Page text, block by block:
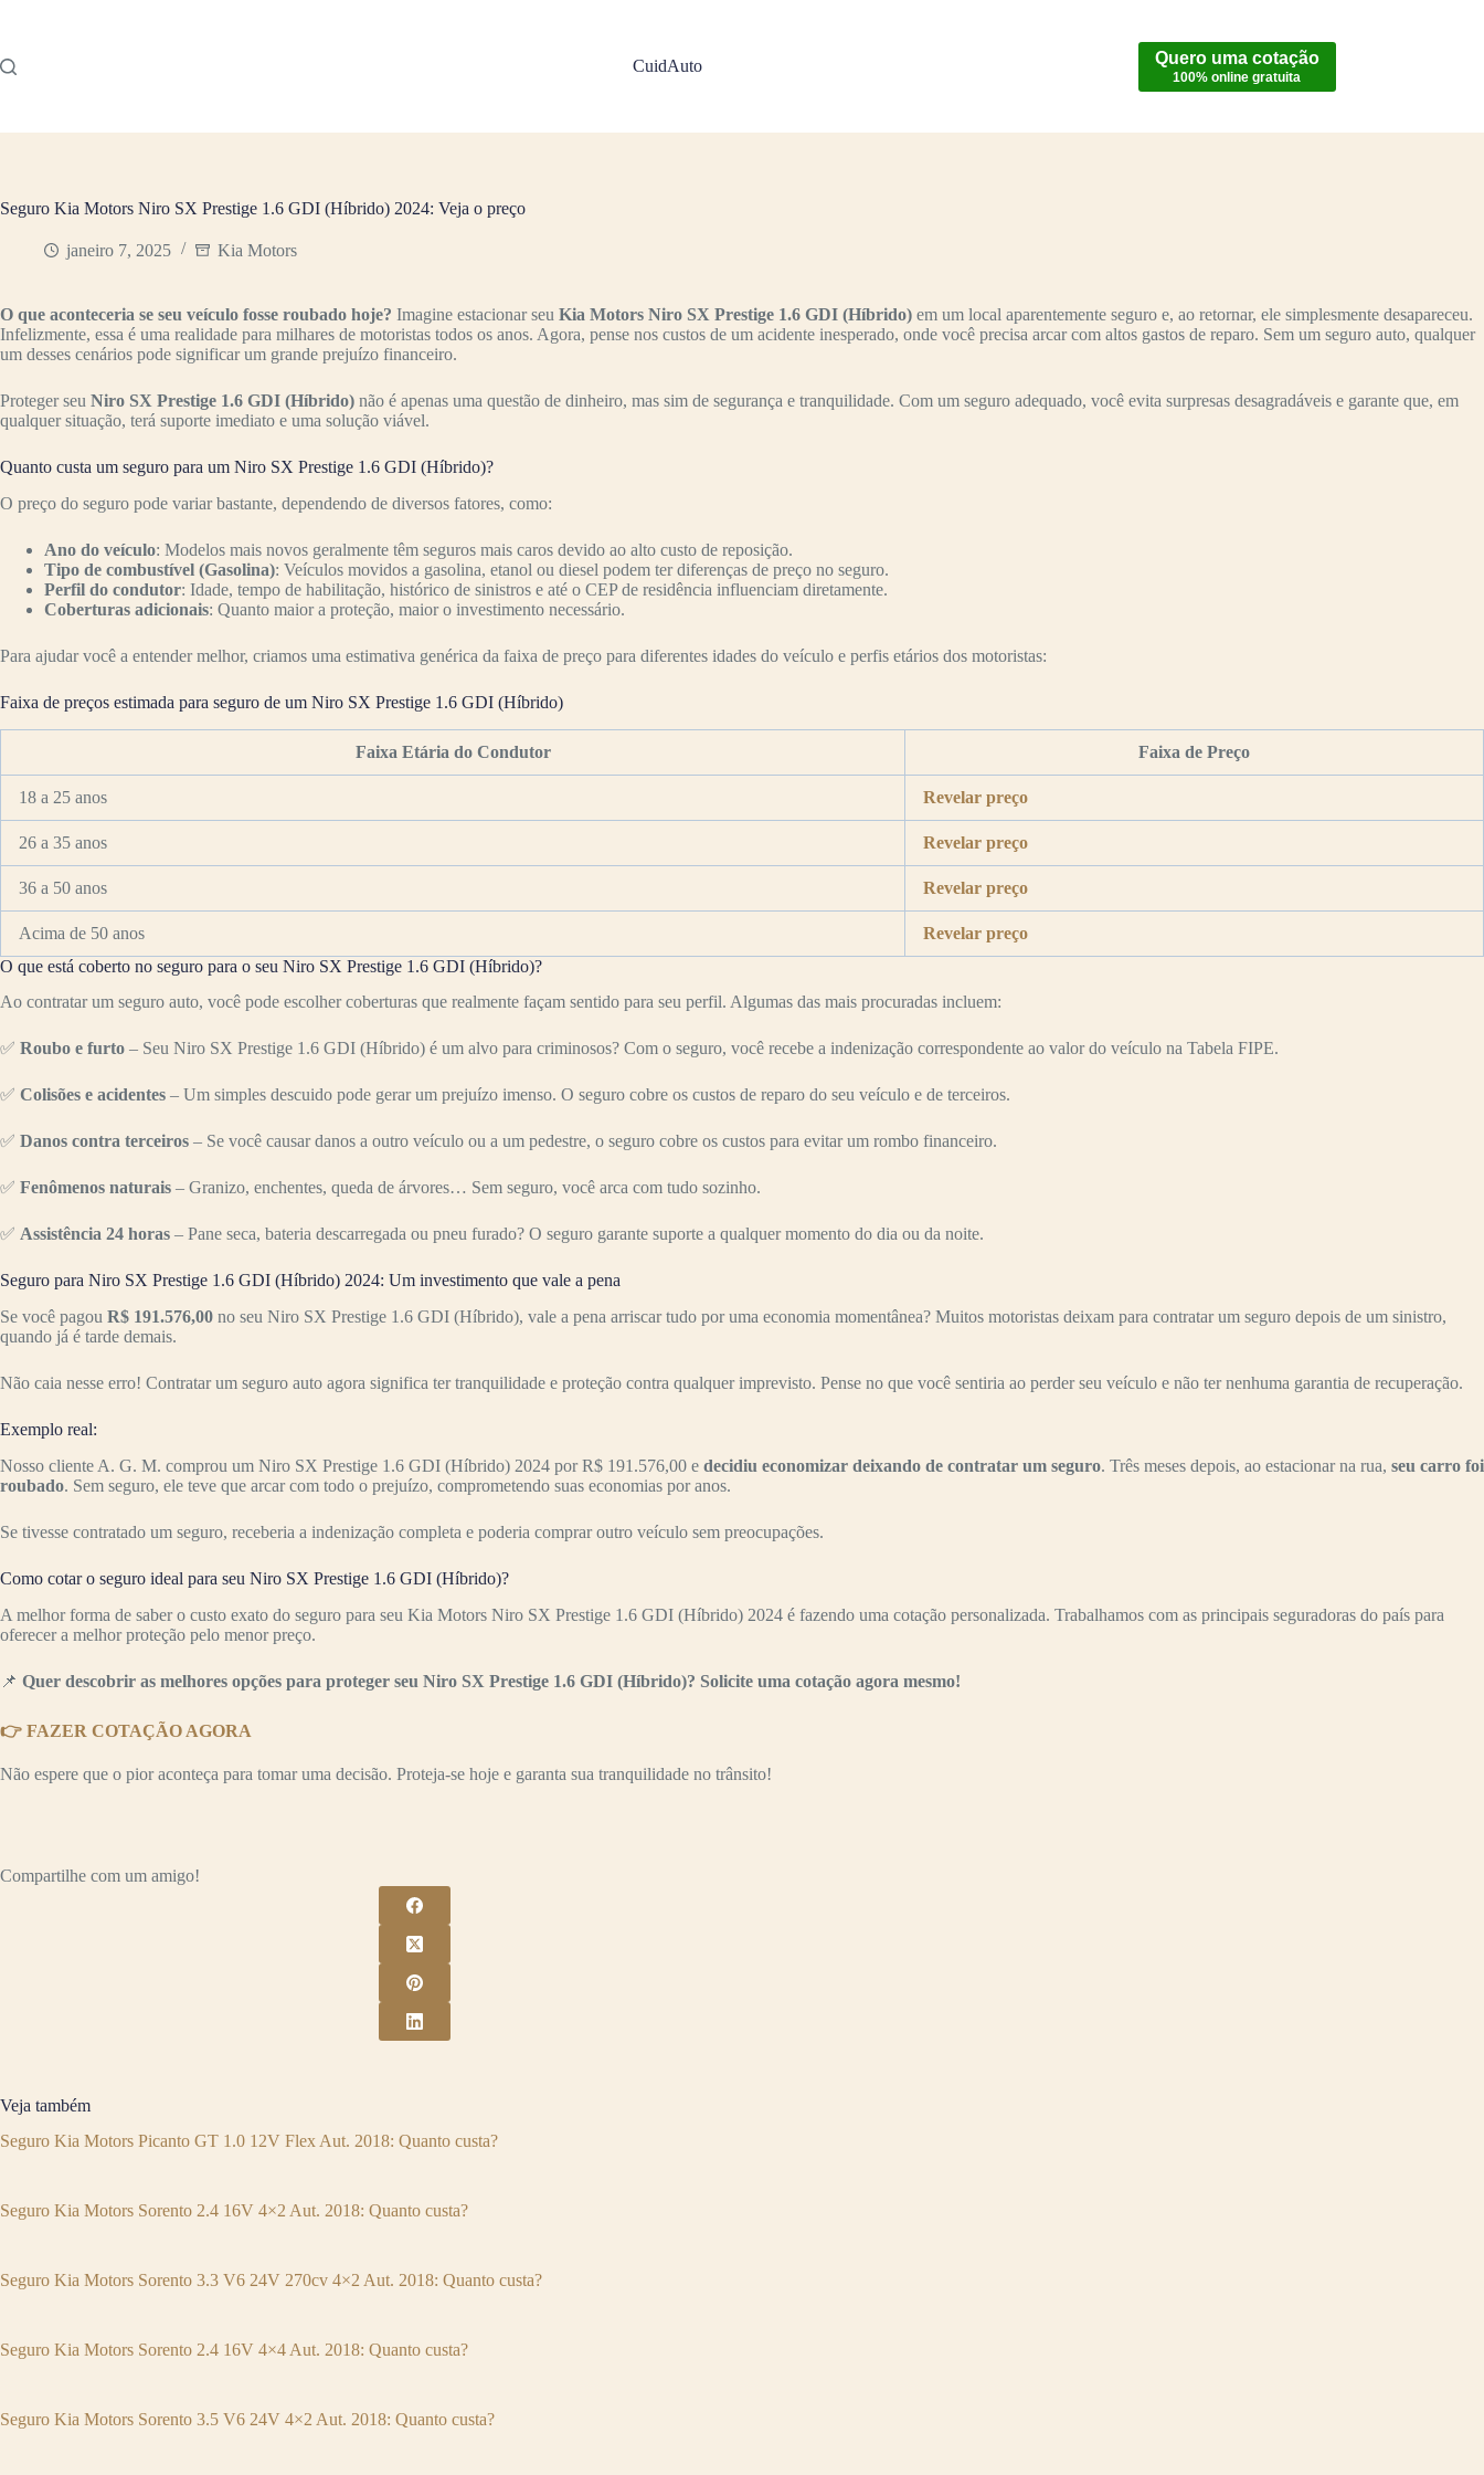
conteúdo
CuidAuto Quero uma cotação
100% online gratuita
Seguro Kia Motors Niro SX Prestige 1.6 GDI (Híbrido) 2024: Veja o preço
janeiro 7, 2025 Kia Motors
O que aconteceria se seu veículo fosse roubado hoje? Imagine estacionar seu Kia Motors Niro SX Prestige 1.6 GDI (Híbrido) em um local aparentemente seguro e, ao retornar, ele simplesmente desapareceu.
Infelizmente, essa é uma realidade para milhares de motoristas todos os anos. Agora, pense nos custos de um acidente inesperado, onde você precisa arcar com altos gastos de reparo. Sem um seguro auto, qualquer
um desses cenários pode significar um grande prejuízo financeiro.
Proteger seu Niro SX Prestige 1.6 GDI (Híbrido) não é apenas uma questão de dinheiro, mas sim de segurança e tranquilidade. Com um seguro adequado, você evita surpresas desagradáveis e garante que, em
qualquer situação, terá suporte imediato e uma solução viável.
Quanto custa um seguro para um Niro SX Prestige 1.6 GDI (Híbrido)?
O preço do seguro pode variar bastante, dependendo de diversos fatores, como:
Ano do veículo: Modelos mais novos geralmente têm seguros mais caros devido ao alto custo de reposição.
Tipo de combustível (Gasolina): Veículos movidos a gasolina, etanol ou diesel podem ter diferenças de preço no seguro.
Perfil do condutor: Idade, tempo de habilitação, histórico de sinistros e até o CEP de residência influenciam diretamente.
Coberturas adicionais: Quanto maior a proteção, maior o investimento necessário.
Para ajudar você a entender melhor, criamos uma estimativa genérica da faixa de preço para diferentes idades do veículo e perfis etários dos motoristas:
Faixa de preços estimada para seguro de um Niro SX Prestige 1.6 GDI (Híbrido)
Faixa Etária do Condutor Faixa de Preço
18 a 25 anos Revelar preço
26 a 35 anos Revelar preço
36 a 50 anos Revelar preço
Acima de 50 anos
Revelar preço
O que está coberto no seguro para o seu Niro SX Prestige 1.6 GDI (Híbrido)?
Ao contratar um seguro auto, você pode escolher coberturas que realmente façam sentido para seu perfil. Algumas das mais procuradas incluem:
✅ Roubo e furto – Seu Niro SX Prestige 1.6 GDI (Híbrido) é um alvo para criminosos? Com o seguro, você recebe a indenização correspondente ao valor do veículo na Tabela FIPE.
✅ Colisões e acidentes – Um simples descuido pode gerar um prejuízo imenso. O seguro cobre os custos de reparo do seu veículo e de terceiros.
✅ Danos contra terceiros – Se você causar danos a outro veículo ou a um pedestre, o seguro cobre os custos para evitar um rombo financeiro.
✅ Fenômenos naturais – Granizo, enchentes, queda de árvores… Sem seguro, você arca com tudo sozinho.
✅ Assistência 24 horas – Pane seca, bateria descarregada ou pneu furado? O seguro garante suporte a qualquer momento do dia ou da noite.
Seguro para Niro SX Prestige 1.6 GDI (Híbrido) 2024: Um investimento que vale a pena
Se você pagou R$ 191.576,00 no seu Niro SX Prestige 1.6 GDI (Híbrido), vale a pena arriscar tudo por uma economia momentânea? Muitos motoristas deixam para contratar um seguro depois de um sinistro,
quando já é tarde demais.
Não caia nesse erro! Contratar um seguro auto agora significa ter tranquilidade e proteção contra qualquer imprevisto. Pense no que você sentiria ao perder seu veículo e não ter nenhuma garantia de recuperação.
Exemplo real:
Nosso cliente A. G. M. comprou um Niro SX Prestige 1.6 GDI (Híbrido) 2024 por R$ 191.576,00 e decidiu economizar deixando de contratar um seguro. Três meses depois, ao estacionar na rua, seu carro foi
roubado. Sem seguro, ele teve que arcar com todo o prejuízo, comprometendo suas economias por anos.
Se tivesse contratado um seguro, receberia a indenização completa e poderia comprar outro veículo sem preocupações.
Como cotar o seguro ideal para seu Niro SX Prestige 1.6 GDI (Híbrido)?
A melhor forma de saber o custo exato do seguro para seu Kia Motors Niro SX Prestige 1.6 GDI (Híbrido) 2024 é fazendo uma cotação personalizada. Trabalhamos com as principais seguradoras do país para
oferecer a melhor proteção pelo menor preço.
📌 Quer descobrir as melhores opções para proteger seu Niro SX Prestige 1.6 GDI (Híbrido)? Solicite uma cotação agora mesmo!
👉 FAZER COTAÇÃO AGORA
Não espere que o pior aconteça para tomar uma decisão. Proteja-se hoje e garanta sua tranquilidade no trânsito!
Compartilhe com um amigo!
Veja também
Seguro Kia Motors Picanto GT 1.0 12V Flex Aut. 2018: Quanto custa?
Seguro Kia Motors Sorento 2.4 16V 4×2 Aut. 2018: Quanto custa?
Seguro Kia Motors Sorento 3.3 V6 24V 270cv 4×2 Aut. 2018: Quanto custa?
Seguro Kia Motors Sorento 2.4 16V 4×4 Aut. 2018: Quanto custa?
Seguro Kia Motors Sorento 3.5 V6 24V 4×2 Aut. 2018: Quanto custa?